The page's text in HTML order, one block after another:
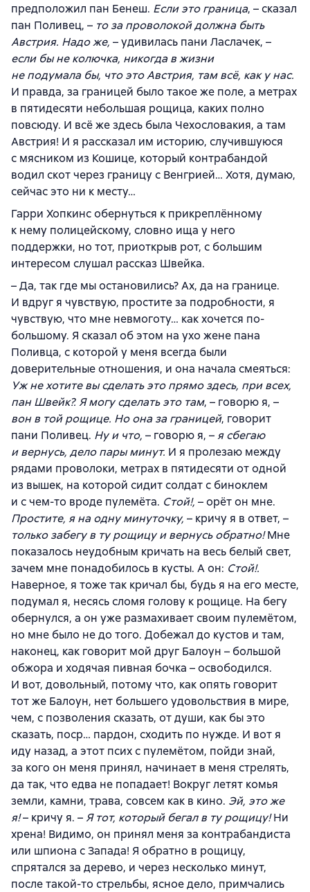
предположил пан Бенеш. Если это граница, – сказал
пан Поливец, – то за проволокой должна быть
Австрия. Надо же, – удивилась пани Ласлачек, –
если бы не колючка, никогда в жизни
не подумала бы, что это Австрия, там всё, как у нас.
И правда, за границей было такое же поле, а метрах
в пятидесяти небольшая рощица, каких полно
повсюду. И всё же здесь была Чехословакия, а там
Австрия! И я рассказал им историю, случившуюся
с мясником из Кошице, который контрабандой
водил скот через границу с Венгрией… Хотя, думаю,
сейчас это ни к месту…
Гарри Хопкинс обернуться к прикреплённому
к нему полицейскому, словно ища у него
поддержки, но тот, приоткрыв рот, с большим
интересом слушал рассказ Швейка.
– Да, так где мы остановились? Ах, да на границе.
И вдруг я чувствую, простите за подробности, я
чувствую, что мне невмоготу… как хочется по-
большому. Я сказал об этом на ухо жене пана
Поливца, с которой у меня всегда были
доверительные отношения, и она начала смеяться:
Уж не хотите вы сделать это прямо здесь, при всех,
пан Швейк?. Я могу сделать это там, – говорю я, –
вон в той рощице. Но она за границей, говорит
пани Поливец. Ну и что, – говорю я, –я сбегаю
и вернусь, дело пары минут. И я пролезаю между
рядами проволоки, метрах в пятидесяти от одной
из вышек, на которой сидит солдат с биноклем
и с чем-то вроде пулемёта. Стой!, – орёт он мне.
Простите, я на одну минуточку, – кричу я в ответ, –
только забегу в ту рощицу и вернусь обратно!Мне
показалось неудобным кричать на весь белый свет,
зачем мне понадобилось в кусты. А он: Стой!.
Наверное, я тоже так кричал бы, будь я на его месте,
подумал я, несясь сломя голову к рощице. На бегу
обернулся, а он уже размахивает своим пулемётом,
но мне было не до того. Добежал до кустов и там,
наконец, как говорит мой друг Балоун – большой
обжора и ходячая пивная бочка – освободился.
И вот, довольный, потому что, как опять говорит
тот же Балоун, нет большего удовольствия в мире,
чем, с позволения сказать, от души, как бы это
сказать, поср… пардон, сходить по нужде. И вот я
иду назад, а этот псих с пулемётом, пойди знай,
за кого он меня принял, начинает в меня стрелять,
да так, что едва не попадает! Вокруг летят комья
земли, камни, трава, совсем как в кино. Эй, это же
я!– кричу я. –Я тот, который бегал в ту рощицу!Ни
хрена! Видимо, он принял меня за контрабандиста
или шпиона с Запада! Я обратно в рощицу,
спрятался за дерево, и через несколько минут,
после такой-то стрельбы, ясное дело, примчались